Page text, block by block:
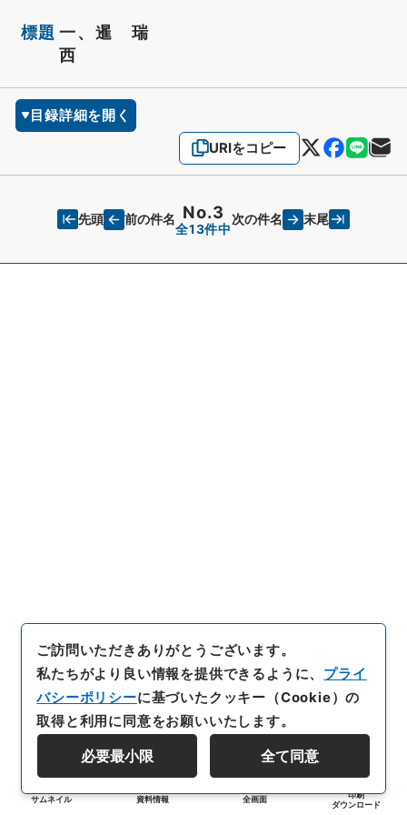
標題 一、暹 瑞
西
目録詳細を開く
URIをコピー
先頭 前の件名 No.3
全13件中
次の件名 末尾
サムネイル 資料情報 全画面
印刷
ダウンロード
ご訪問いただきありがとうございます。
私たちがより良い情報を提供できるように、 プライ
バシーポリシーに基づいたクッキー（Cookie）の
取得と利用に同意をお願いいたします。
必要最小限 全て同意